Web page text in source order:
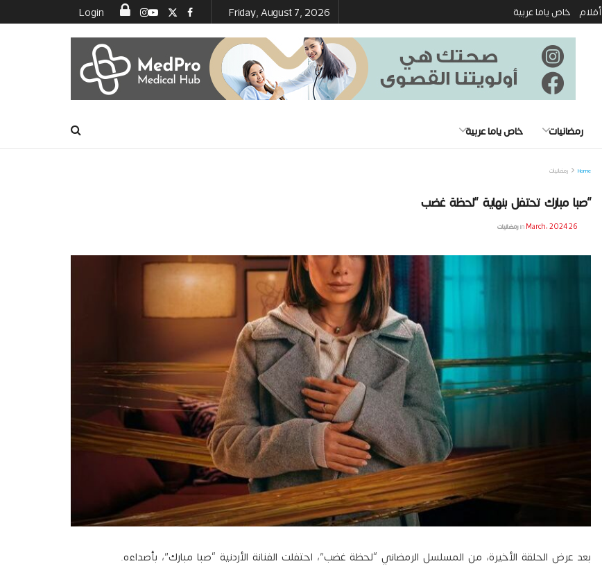
خاص ياما عربية أفلام Friday, August 7, 2026
خاص ياما عربية رمضانيات
Home رمضانيات
“صبا مبارك تحتفل بنهاية “لحظة غضب
26 March، 2024 inرمضانيات
بعد عرض الحلقة الأخيرة، من المسلسل الرمضاني “لحظة غضب”، احتفلت الفنانة الأردنية “صبا مبارك”، بأصداءه.